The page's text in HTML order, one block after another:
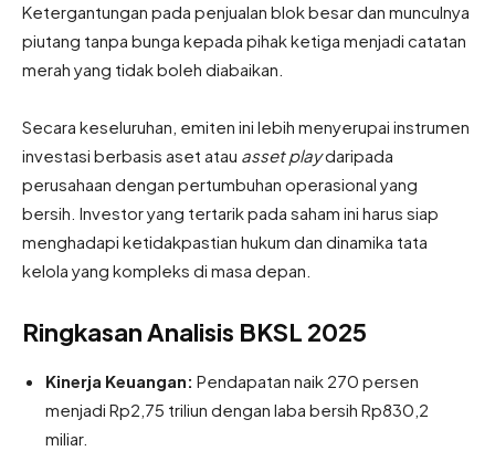
Ketergantungan pada penjualan blok besar dan munculnya
piutang tanpa bunga kepada pihak ketiga menjadi catatan
merah yang tidak boleh diabaikan.
Secara keseluruhan, emiten ini lebih menyerupai instrumen
investasi berbasis aset atau asset playdaripada
perusahaan dengan pertumbuhan operasional yang
bersih. Investor yang tertarik pada saham ini harus siap
menghadapi ketidakpastian hukum dan dinamika tata
kelola yang kompleks di masa depan.
Ringkasan Analisis BKSL 2025
Kinerja Keuangan: Pendapatan naik 270 persen
menjadi Rp2,75 triliun dengan laba bersih Rp830,2
miliar.